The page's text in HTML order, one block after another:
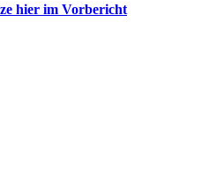
hier im Vorbericht